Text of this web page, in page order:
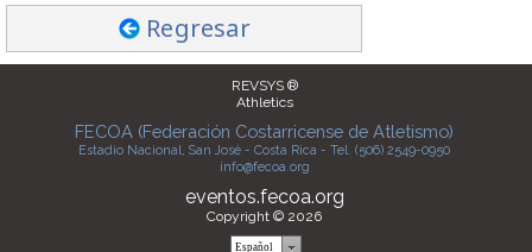
Regresar
REVSYS ®
Athletics
FECOA (Federación Costarricense de Atletismo)
Estadio Nacional, San José - Costa Rica - Tel. (506) 2549-0950
info@fecoa.org
eventos.fecoa.org
Copyright © 2026